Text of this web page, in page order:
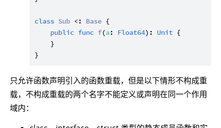
class Sub <: Base {
public func f(a: Float64): Unit {
    }
只允许函数声明引入的函数重载，但是以下情形不构成重
载，不构成重载的两个名字不能定义或声明在同一个作用
域内：